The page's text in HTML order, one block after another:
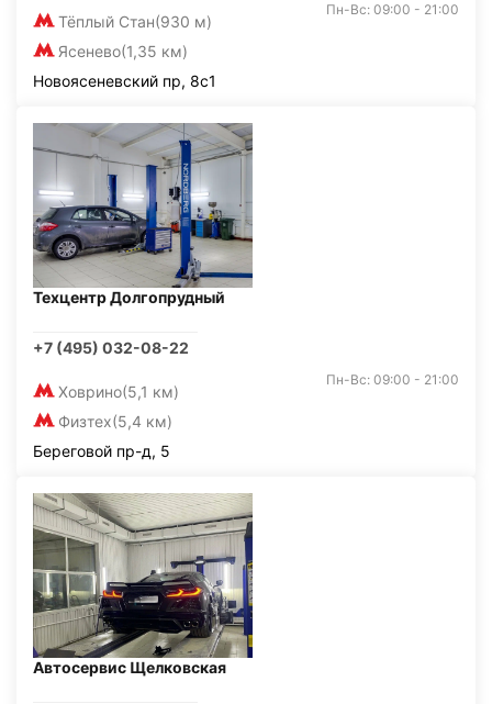
Тёплый Стан(930 м)
Ясенево(1,35 км)
Пн-Вс: 09:00 - 21:00
Новоясеневский пр, 8с1
Техцентр Долгопрудный
+7 (495) 032-08-22
Ховрино(5,1 км)
Физтех(5,4 км)
Пн-Вс: 09:00 - 21:00
Береговой пр-д, 5
Автосервис Щелковская